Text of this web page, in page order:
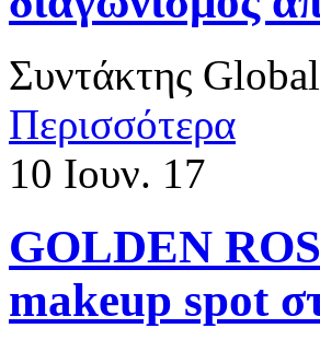
Συντάκτης
Περισσότερα
10 Ιουν. 17
​GOLDEN
makeup spot